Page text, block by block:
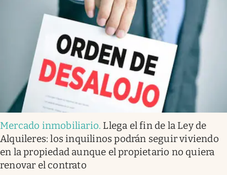
Mercado inmobiliario. Llega el fin de la Ley de
Alquileres: los inquilinos podrán seguir viviendo
en la propiedad aunque el propietario no quiera
renovar el contrato